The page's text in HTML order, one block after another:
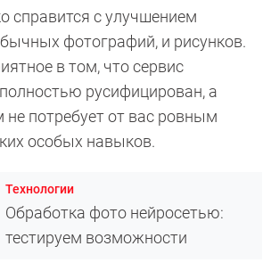
справится с улучшением
фотографий, и рисунков.
в том, что сервис
русифицирован, а
не потребует от вас ровным
особых навыков.
Технологии
Обработка фото нейросетью:
тестируем возможности